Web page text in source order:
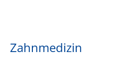
Zahnmedizin